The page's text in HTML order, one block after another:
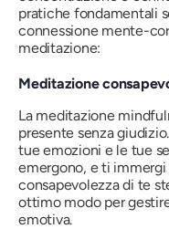
pratiche fondamentali
connessione mente-
meditazione:
Meditazione
La meditazione
presente senza
tue emozioni e le tue
emergono, e ti
consapevolezza di te
ottimo modo per
emotiva.